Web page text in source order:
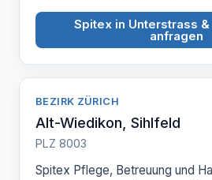
Spitex in Unterstrass
anfragen
BEZIRK ZÜRICH
Alt-Wiedikon, Sihlfeld
PLZ 8003
Spitex Pflege, Betreuung und